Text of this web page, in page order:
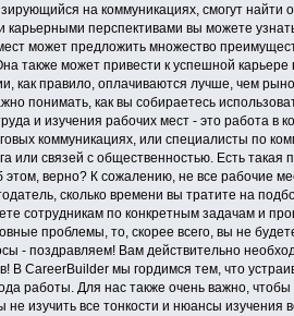
на коммуникациях, смогут найти
карьерными перспективами вы можете
может предложить множество
также может привести к успешной
как правило, оплачиваются лучше, чем
понимать, как вы собираетесь
и изучения рабочих мест - это работа
коммуникациях, или специалисты по
или связей с общественностью. Есть такая
этом, верно? К сожалению, не все рабочие
сколько времени вы тратите на
сотрудникам по конкретным задачам и
проблемы, то, скорее всего, вы не
- поздравляем! Вам действительно
В CareerBuilder мы гордимся тем, что
работы. Для нас также очень важно,
не изучить все тонкости и нюансы